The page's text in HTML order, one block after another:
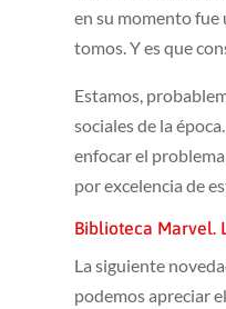
en su momento fue
tomos. Y es que
Estamos,
sociales de la
enfocar el
por excelencia de
Biblioteca Marvel.
La siguiente
podemos apreciar